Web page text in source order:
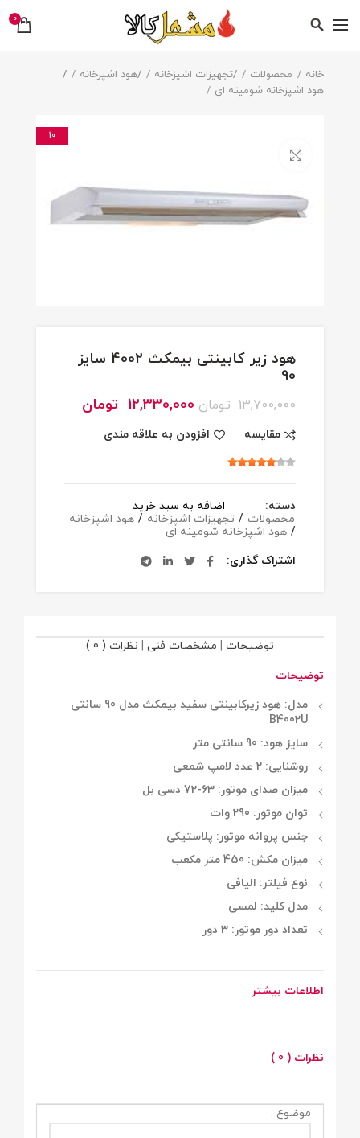
0
خانه محصولات /تجهیزات اشپزخانه /هود اشپزخانه
/
هود اشپزخانه شومینه ای
10
هود زیر کابینتی بیمکث 4002 سایز
90
13,700,000 تومان12,330,000 تومان
مقایسه افزودن به علاقه مندی
اضافه به سبد خرید
دسته:
محصولات / تجهیزات اشپزخانه / هود اشپزخانه
/ هود اشپزخانه شومینه ای
اشتراک گذاری
توضیحات | مشخصات فنی | نظرات ( 0 )
توضیحات
مدل: هود زیرکابینتی سفید بیمکث مدل 90 سانتی
B4002U
سایز هود: 90 سانتی متر
روشنایی: 2 عدد لامپ شمعی
میزان صدای موتور: 63-72 دسی بل
توان موتور: 290 وات
جنس پروانه موتور: پلاستیکی
میزان مکش: 450 متر مکعب
نوع فیلتر: الیافی
مدل کلید: لمسی
تعداد دور موتور: 3 دور
اطلاعات بیشتر
نظرات ( 0 )
موضوع :